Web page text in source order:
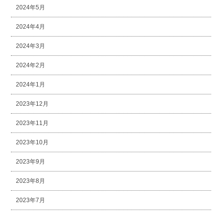
2024年5月
2024年4月
2024年3月
2024年2月
2024年1月
2023年12月
2023年11月
2023年10月
2023年9月
2023年8月
2023年7月